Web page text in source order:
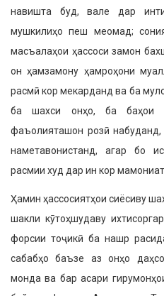
навишта буд, вале дар
мушкилиҳо пеш меомад;
масъалаҳои ҳассоси замон
он ҳамзамону ҳамроҳони
расмӣ кор мекарданд ва ба
ба шахси онҳо, ба баҳои
фаъолияташон розӣ
наметавонистанд, агар бо
расмии худ дар ин кор
Ҳамин ҳассосиятҳои сиёсиву
шакли кӯтоҳшудаву
форсии тоҷикӣ ба нашр
сабабҳо баъзе аз онҳо
монда ва бар асари